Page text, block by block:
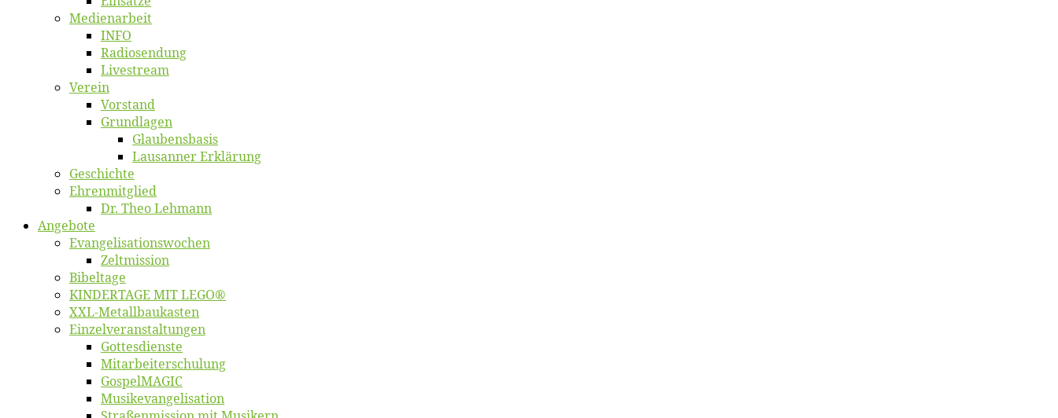
Me­di­en­ar­beit
INFO
Ra­dio­sen­dung
Live­stream
Ver­ein
Vor­stand
Grund­la­gen
Glaubens­ba­sis
Lausan­ner Erklärung
Ge­schich­te
Eh­ren­mit­glied
Dr. Theo Lehmann
An­ge­bo­te
Evangelisa­tions­wo­chen
Zelt­mis­si­on
Bi­bel­ta­ge
KINDERTAGE MIT LEGO®
XXL-Me­­tal­l­­bau­­kas­­ten
Einzelver­an­stal­tungen
Got­tes­diens­te
Mitarbeiter­schulung
Gos­pel­MA­GIC
Musikevan­ge­li­sa­tion